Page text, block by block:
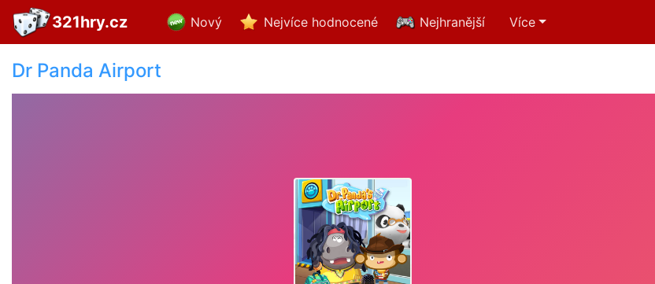
321hry.cz Nový Nejvíce hodnocené Nejhranější Více
Dr Panda Airport